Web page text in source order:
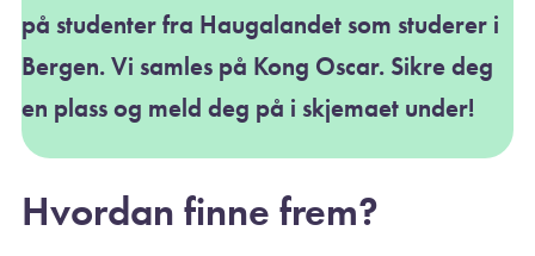
på studenter fra Haugalandet som studerer i
Bergen. Vi samles på Kong Oscar. Sikre deg
en plass og meld deg på i skjemaet under!
Hvordan finne frem?